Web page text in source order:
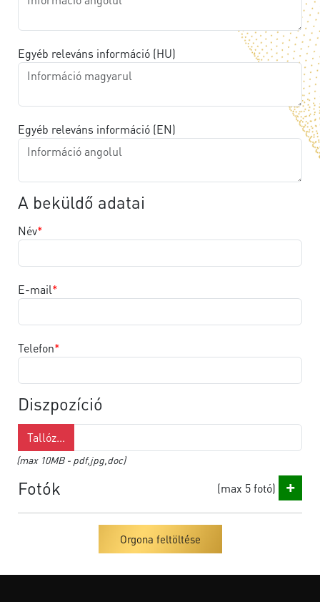
Egyéb releváns információ (HU)
Egyéb releváns információ (EN)
A beküldő adatai
Név
E-mail
Telefon
Diszpozíció
Tallóz...
(max 10MB - pdf,jpg,doc)
Fotók (max 5 fotó) +
Orgona feltöltése